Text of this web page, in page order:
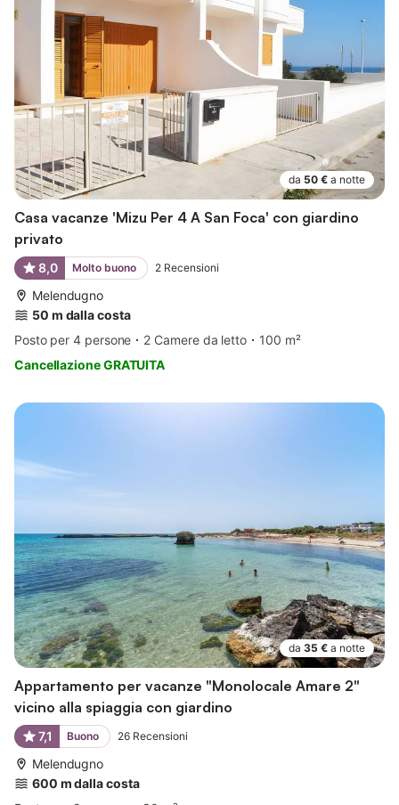
da 50 € a notte
Casa vacanze 'Mizu Per 4 A San Foca' con giardino
privato
8,0 Molto buono 2 Recensioni
Melendugno
50 m dalla costa
Posto per 4 persone
2 Camere da letto
100 m²
Cancellazione GRATUITA
da 35 € a notte
Appartamento per vacanze "Monolocale Amare 2"
vicino alla spiaggia con giardino
7,1 Buono 26 Recensioni
Melendugno
600 m dalla costa